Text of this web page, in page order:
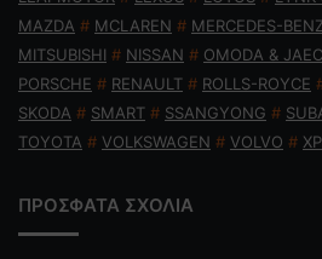
MAZDA # MCLAREN # MERCEDES-BENZ
MITSUBISHI # NISSAN # OMODA &
PORSCHE # RENAULT # ROLLS-ROYCE
SKODA # SMART # SSANGYONG #
TOYOTA # VOLKSWAGEN # VOLVO #
ΠΡΟΣΦΑΤΑ ΣΧΟΛΙΑ